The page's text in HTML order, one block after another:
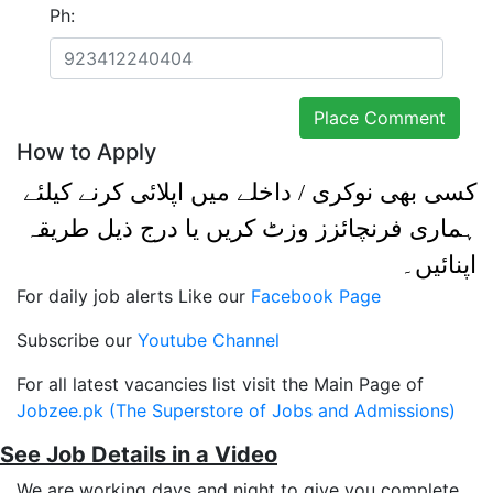
Ph:
How to Apply
کسی بھی نوکری / داخلے میں اپلائی کرنے کیلئے
ہماری فرنچائزز وزٹ کریں یا درج ذیل طریقہ
اپنائیں۔
For daily job alerts Like our Facebook Page
Subscribe our Youtube Channel
For all latest vacancies list visit the Main Page of
Jobzee.pk (The Superstore of Jobs and Admissions)
See Job Details in a Video